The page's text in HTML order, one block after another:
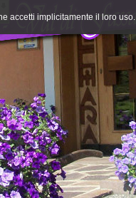
accetti implicitamente il loro uso.